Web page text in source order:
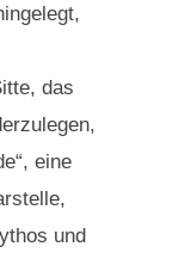
das
eine
und